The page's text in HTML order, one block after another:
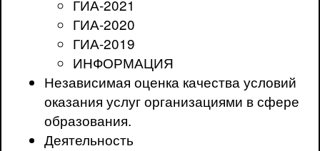
ГИА-2021
ГИА-2020
ГИА-2019
ИНФОРМАЦИЯ
Независимая оценка качества условий
оказания услуг организациями в сфере
образования.
Деятельность